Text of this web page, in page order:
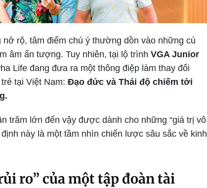
nở rộ, tâm điểm chú ý thường dồn vào những cú
âm ấn tượng. Tuy nhiên, tại lộ trình VGA Junior
Life đang đưa ra một thông điệp làm thay đổi
tại Việt Nam: Đạo đức và Thái độ chiếm tới
trăm lớn đến vậy được dành cho những “giá trị vô
này là một tầm nhìn chiến lược sâu sắc về kinh
ro” của một tập đoàn tài